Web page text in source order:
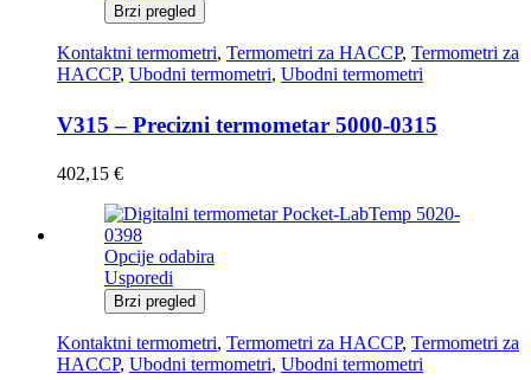
Brzi pregled
Kontaktni termometri, Termometri za HACCP, Termometri za
HACCP, Ubodni termometri, Ubodni termometri
V315 – Precizni termometar 5000-0315
402,15 €
Opcije odabira
varijanti.
Opcije
Usporedi
Brzi pregled
Kontaktni termometri, Termometri za HACCP, Termometri za
HACCP, Ubodni termometri, Ubodni termometri